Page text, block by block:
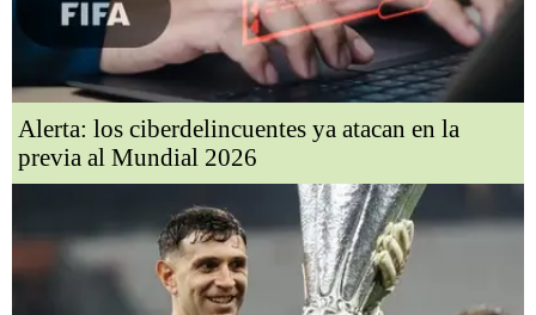
Alerta: los ciberdelincuentes ya atacan en la
previa al Mundial 2026